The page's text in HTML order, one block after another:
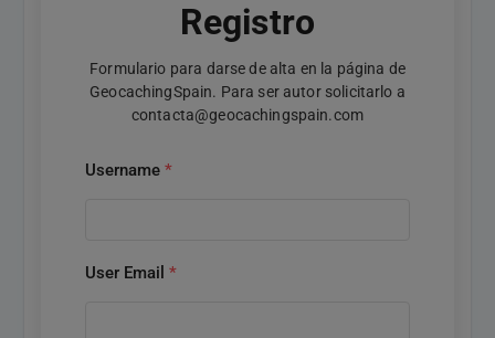
Registro
Formulario para darse de alta en la página de
GeocachingSpain. Para ser autor solicitarlo a
contacta@geocachingspain.com
Username *
User Email *